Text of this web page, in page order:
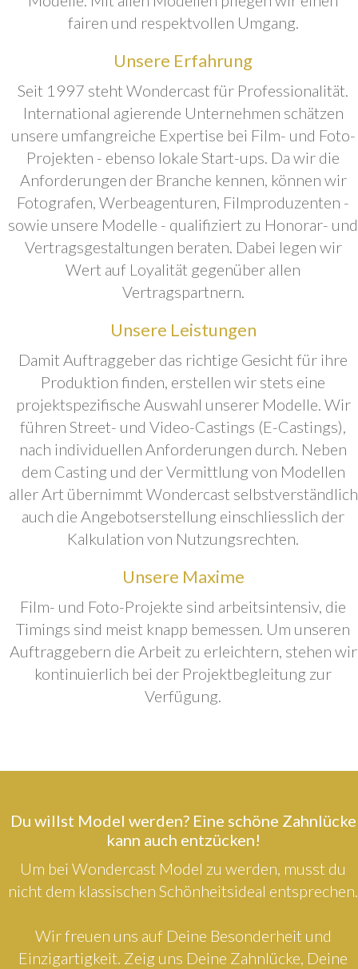
fairen und respektvollen Umgang.
Unsere Erfahrung
Seit 1997 steht Wondercast für Professionalität.
International agierende Unternehmen schätzen
unsere umfangreiche Expertise bei Film- und Foto-
Projekten - ebenso lokale Start-ups. Da wir die
Anforderungen der Branche kennen, können wir
Fotografen, Werbeagenturen, Filmproduzenten -
sowie unsere Modelle - qualifiziert zu Honorar- und
Vertragsgestaltungen beraten. Dabei legen wir
Wert auf Loyalität gegenüber allen
Vertragspartnern.
Unsere Leistungen
Damit Auftraggeber das richtige Gesicht für ihre
Produktion finden, erstellen wir stets eine
projektspezifische Auswahl unserer Modelle. Wir
führen Street- und Video-Castings (E-Castings),
nach individuellen Anforderungen durch. Neben
dem Casting und der Vermittlung von Modellen
aller Art übernimmt Wondercast selbstverständlich
auch die Angebotserstellung einschliesslich der
Kalkulation von Nutzungsrechten.
Unsere Maxime
Film- und Foto-Projekte sind arbeitsintensiv, die
Timings sind meist knapp bemessen. Um unseren
Auftraggebern die Arbeit zu erleichtern, stehen wir
kontinuierlich bei der Projektbegleitung zur
Verfügung.
Du willst Model werden? Eine schöne Zahnlücke
kann auch entzücken!
Um bei Wondercast Model zu werden, musst du
nicht dem klassischen Schönheitsideal entsprechen.
Wir freuen uns auf Deine Besonderheit und
Einzigartigkeit. Zeig uns Deine Zahnlücke, Deine